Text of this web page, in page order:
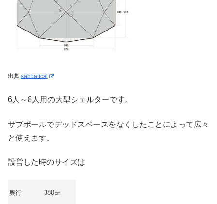
出典:sabbatical
6人～8人用の大型シェルターです。
サブポールでデッドスペースをなくしたことによって広々
と使えます。
設営した時のサイズは
奥行 380㎝